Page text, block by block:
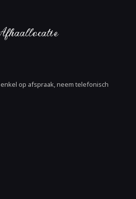
op afspraak, neem telefonisch